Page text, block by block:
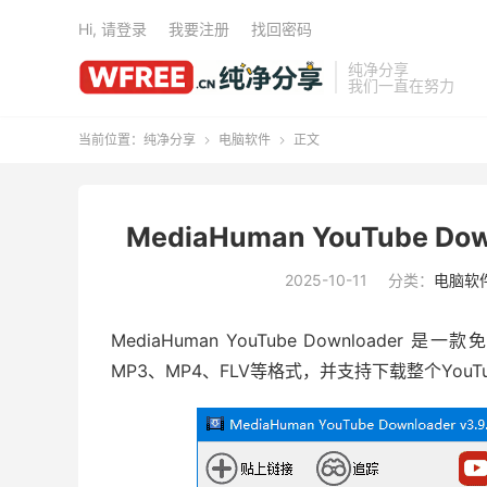
纯净分享
我们一直在努力
Hi, 请登录 我要注册 找回密码
当前位置： 纯净分享  电脑软件  正文
MediaHuman YouTube
2025-10-11 分类： 电脑软
MediaHuman YouTube Downloader 是一款
MP3、MP4、FLV等格式，并支持下载整个